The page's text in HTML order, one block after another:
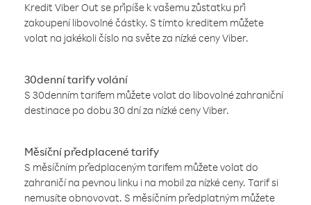
Kredit Viber Out se připíše k vašemu zůstatku při
zakoupení libovolné částky. S tímto kreditem můžete
volat na jakékoli číslo na světe za nízké ceny Viber.
30denní tarify volání
S 30denním tarifem můžete volat do libovolné zahraniční
destinace po dobu 30 dní za nízké ceny Viber.
Měsíční předplacené tarify
S měsíčním předplaceným tarifem můžete volat do
zahraničí na pevnou linku i na mobil za nízké ceny. Tarif si
nemusíte obnovovat. S měsíčním předplatným můžete